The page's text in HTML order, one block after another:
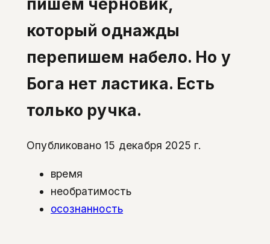
который однажды
перепишем набело. Но у
Бога нет ластика. Есть
только ручка.
Опубликовано 15 декабря 2025 г.
время
необратимость
осознанность